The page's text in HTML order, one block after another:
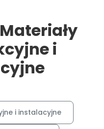
i
i instalacyjne